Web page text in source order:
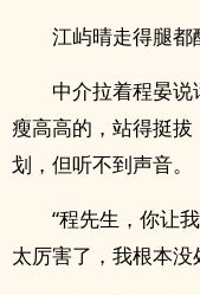
江屿晴走得腿都
中介拉着程晏
瘦高高的，站得挺
划，但听不到声音。
“程先生，你让
太厉害了，我根本没